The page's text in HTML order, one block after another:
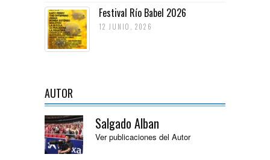
Festival Río Babel 2026
12 JUNIO, 2026
AUTOR
Salgado Alban
Ver publicaciones del Autor